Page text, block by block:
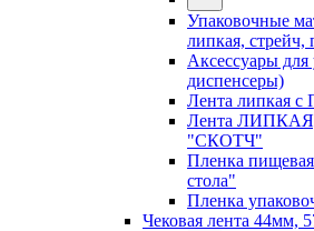
Упаковочные
липкая, стрейч,
Аксессуары
диспенсеры)
Лента липкая
Лента ЛИПКАЯ,
"СКОТЧ"
Пленка
стола"
Пленка
Чековая лента 44мм,